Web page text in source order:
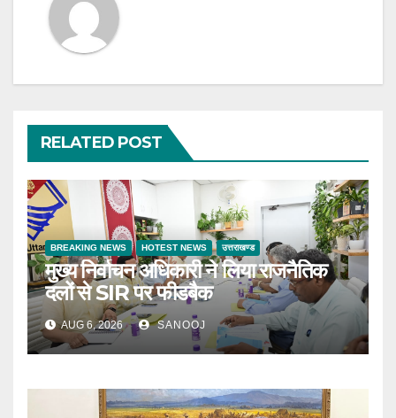
RELATED POST
BREAKING NEWS HOTEST NEWS उत्तराखण्ड
मुख्य निर्वाचन अधिकारी ने लिया राजनैतिक
दलों से SIR पर फीडबैक
AUG 6, 2026 SANOOJ